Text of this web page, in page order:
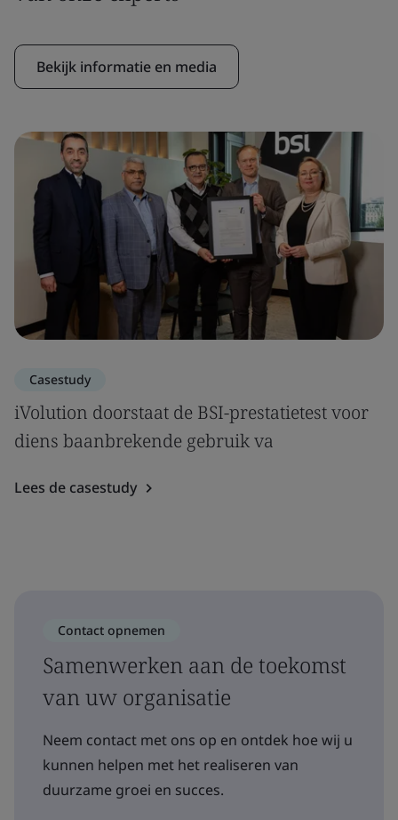
Bekijk informatie en media
Casestudy
iVolution doorstaat de BSI-prestatietest voor
diens baanbrekende gebruik va
Lees de casestudy
Contact opnemen
Samenwerken aan de toekomst
van uw organisatie
Neem contact met ons op en ontdek hoe wij u
kunnen helpen met het realiseren van
duurzame groei en succes.